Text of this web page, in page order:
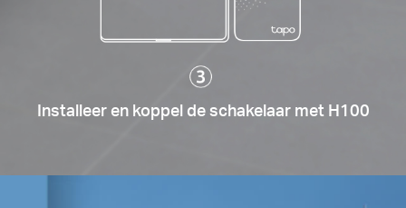
Installeer en koppel de schakelaar met H100